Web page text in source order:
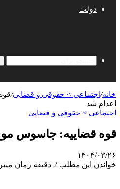
دولت
خانه/ اجتماعی > حقوقی و قضایی/
اعدام شد
اجتماعی > حقوقی و قضایی
قوه قضاییه: جاسوس
۱۴۰۴/۰۳/۲۶
خواندن این مطلب 2 دقیقه زمان میبرد